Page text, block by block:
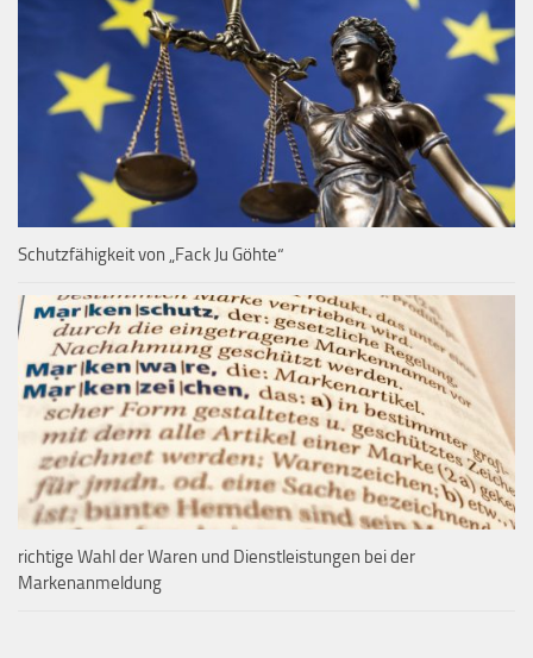
Schutzfähigkeit von „Fack Ju Göhte“
richtige Wahl der Waren und Dienstleistungen bei der
Markenanmeldung